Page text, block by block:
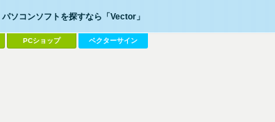
パソコンソフトを探すなら「Vector」
PCショップ ベクターサイン